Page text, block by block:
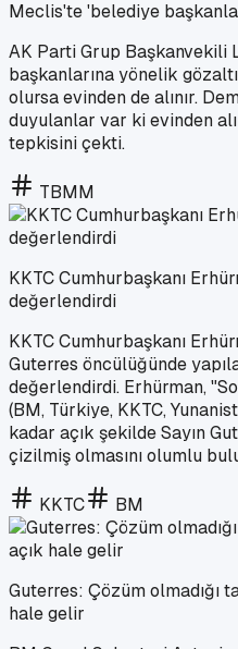
Meclis'te 'belediye
AK Parti Grup Başkanvekili
başkanlarına yönelik
olursa evinden de alınır.
duyulanlar var ki evinden
tepkisini çekti.
TBMM
KKTC Cumhurbaşkanı
değerlendirdi
KKTC Cumhurbaşkanı
Guterres öncülüğünde
değerlendirdi. Erhürman,
(BM, Türkiye, KKTC,
kadar açık şekilde Sayın
çizilmiş olmasını olumlu
KKTC BM
Guterres: Çözüm olmadığı
hale gelir